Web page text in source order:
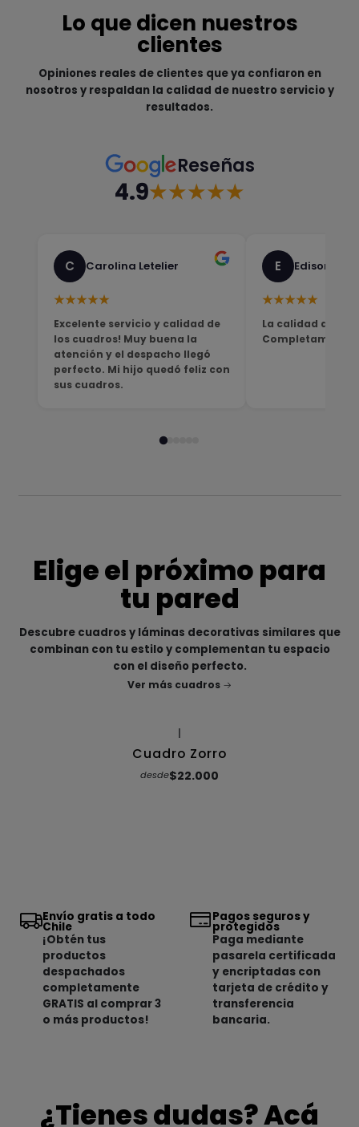
Lo que dicen nuestros
clientes
Opiniones reales de clientes que ya confiaron en
nosotros y respaldan la calidad de nuestro servicio y
resultados.
Reseñas
4.9★★★★★
C Carolina Letelier
★★★★★
Excelente servicio y calidad de
los cuadros! Muy buena la
atención y el despacho llegó
perfecto. Mi hijo quedó feliz con
sus cuadros.
E Edison
★★★★★
La calidad del
Completamente
Elige el próximo para
tu pared
Descubre cuadros y láminas decorativas similares que
combinan con tu estilo y complementan tu espacio
con el diseño perfecto.
Ver más cuadros
Cuadro Zorro
desde$22.000
Envío gratis a todo
Chile
¡Obtén tus
productos
despachados
completamente
GRATIS al comprar 3
o más productos!
Pagos seguros y
protegidos
Paga mediante
pasarela certificada
y encriptadas con
tarjeta de crédito y
transferencia
bancaria.
¿Tienes dudas? Acá